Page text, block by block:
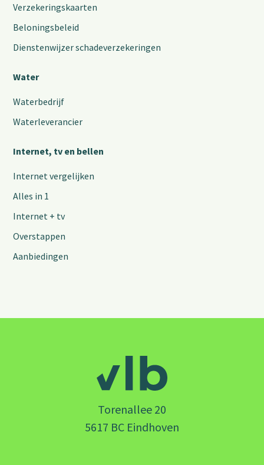
Verzekeringskaarten
Beloningsbeleid
Dienstenwijzer schadeverzekeringen
Water
Waterbedrijf
Waterleverancier
Internet, tv en bellen
Internet vergelijken
Alles in 1
Internet + tv
Overstappen
Aanbiedingen
Torenallee 20
5617 BC Eindhoven